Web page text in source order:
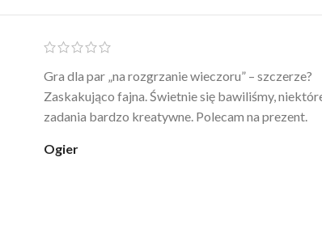
Ten żel intymny to był strzał w 10 – nie tylko
poprawia komfort, ale też daje przyjemne uczucie
ciepła. Nie uczula, bez zapachu. Kupuję już 3 raz i na